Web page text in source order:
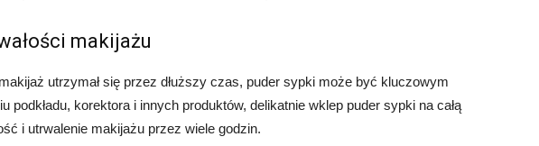
makijażu
utrzymał się przez dłuższy czas, puder sypki może być kluczowym
podkładu, korektora i innych produktów, delikatnie wklep puder sypki na całą
i utrwalenie makijażu przez wiele godzin.